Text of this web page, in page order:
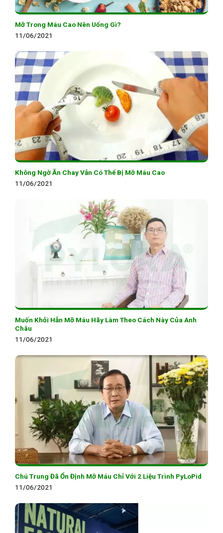
Mỡ Trong Máu Cao Nên Uống Gì?
11/06/2021
Không Ngờ Ăn Chay Vẫn Có Thể Bị Mỡ Máu Cao
11/06/2021
Muốn Khỏi Hẳn Mỡ Máu Hãy Làm Theo Cách Này Của Anh
Châu
11/06/2021
Chú Trung Đã Ổn Định Mỡ Máu Chỉ Với 2 Liệu Trình PyLoPid
11/06/2021